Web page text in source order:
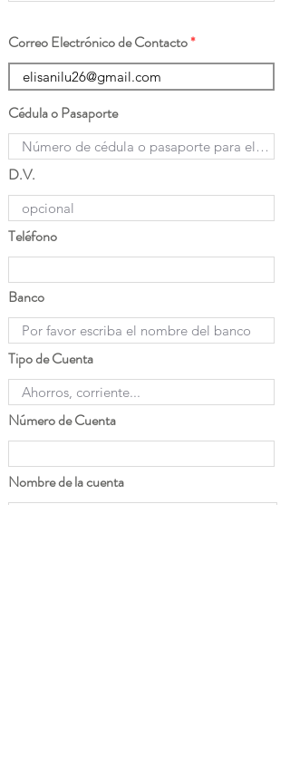
Correo Electrónico de Contacto
Cédula o Pasaporte
D.V.
Teléfono
Banco
Tipo de Cuenta
Número de Cuenta
Nombre de la cuenta